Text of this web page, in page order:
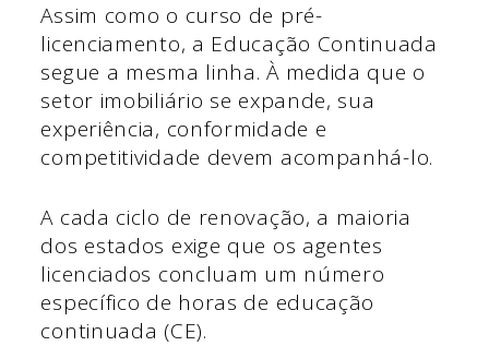
Assim como o curso de pré-
licenciamento, a Educação Continuada
segue a mesma linha. À medida que o
setor imobiliário se expande, sua
experiência, conformidade e
competitividade devem acompanhá-lo.
A cada ciclo de renovação, a maioria
dos estados exige que os agentes
licenciados concluam um número
específico de horas de educação
continuada (CE).